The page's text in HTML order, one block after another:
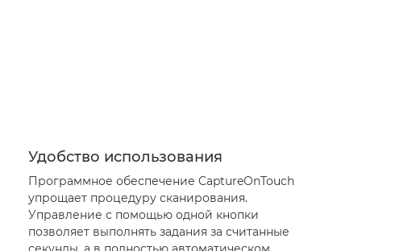
Удобство использования
Программное обеспечение CaptureOnTouch
упрощает процедуру сканирования.
Управление с помощью одной кнопки
позволяет выполнять задания за считанные